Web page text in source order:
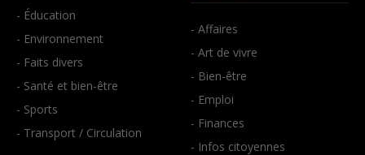
- Éducation
- Environnement
- Faits divers
- Santé et bien-être
- Sports
- Transport / Circulation
- Affaires
- Art de vivre
- Bien-être
- Emploi
- Finances
- Infos citoyennes